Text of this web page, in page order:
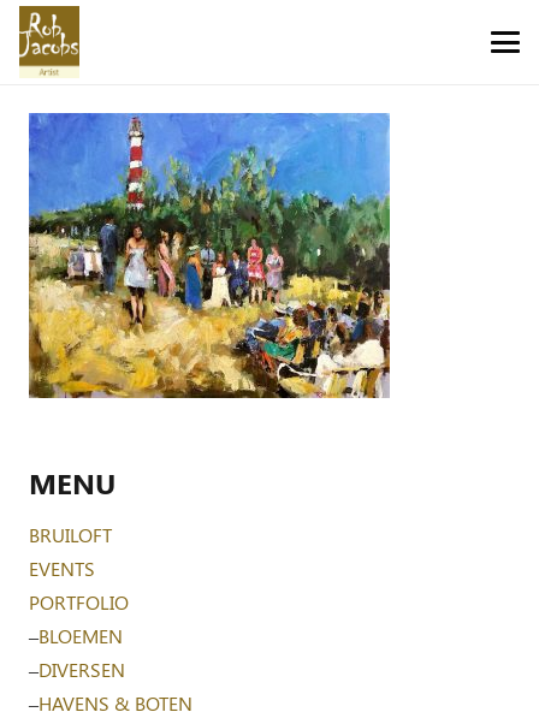
MENU
BRUILOFT
EVENTS
PORTFOLIO
–BLOEMEN
–DIVERSEN
–HAVENS & BOTEN